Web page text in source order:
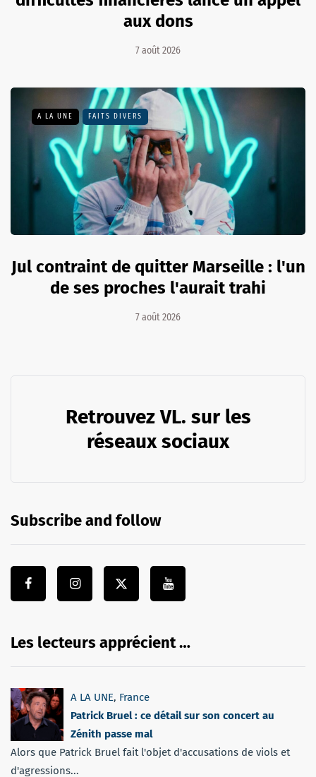
aux dons
7 août 2026
A LA UNE FAITS DIVERS
Jul contraint de quitter Marseille : l'un
de ses proches l'aurait trahi
7 août 2026
Retrouvez VL. sur les
réseaux sociaux
Subscribe and follow
Les lecteurs apprécient …
A LA UNE, France
Patrick Bruel : ce détail sur son concert au
Zénith passe mal
Alors que Patrick Bruel fait l'objet d'accusations de viols et
d'agressions...